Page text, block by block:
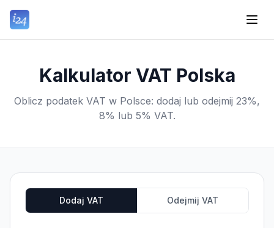
Kalkulator VAT Polska
Oblicz podatek VAT w Polsce: dodaj lub odejmij 23%,
8% lub 5% VAT.
Dodaj VAT Odejmij VAT